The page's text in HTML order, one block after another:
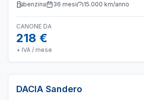
benzina 36 mesi 15.000 km/anno
CANONE DA
218 €
+ IVA / mese
DACIA Sandero